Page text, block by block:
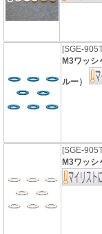
[SGE-
M3ワッシ
ルー）
[SGE-
M3ワッシ